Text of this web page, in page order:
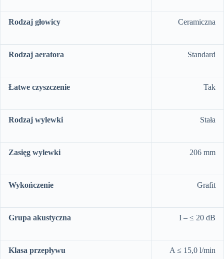
Rodzaj głowicy Ceramiczna
Rodzaj aeratora Standard
Łatwe czyszczenie Tak
Rodzaj wylewki Stała
Zasięg wylewki 206 mm
Wykończenie Grafit
Grupa akustyczna I – ≤ 20 dB
Klasa przepływu A ≤ 15,0 l/min